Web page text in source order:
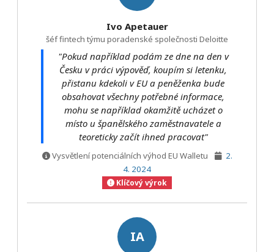
Ivo Apetauer
šéf fintech týmu poradenské společnosti Deloitte
"Pokud například podám ze dne na den v
Česku v práci výpověď, koupím si letenku,
přistanu kdekoli v EU a peněženka bude
obsahovat všechny potřebné informace,
mohu se například okamžitě ucházet o
místo u španělského zaměstnavatele a
teoreticky začít ihned pracovat"
Vysvětlení potenciálních výhod EU Walletu
2.
4. 2024
Klíčový výrok
IA